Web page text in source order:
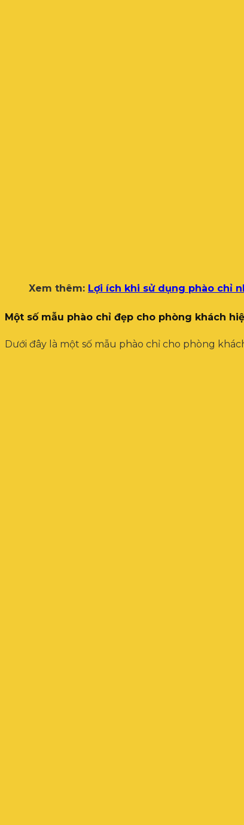
Xem thêm: Lợi ích khi sử dụng phào chỉ
Một số mẫu phào chỉ đẹp cho phòng khách
Dưới đây là một số mẫu phào chỉ cho phòng